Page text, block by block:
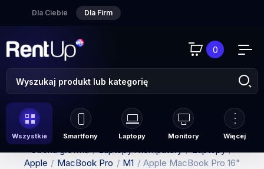
Dla Ciebie Dla Firm
0
Wszystkie Smartfony Laptopy Monitory Więcej
Strona główna Laptopy i komputery
Laptopy
Apple
MacBook Pro M1
Apple MacBook Pro 16"